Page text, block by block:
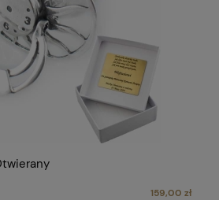
159,00 zł